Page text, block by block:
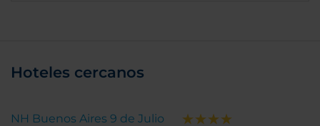
Hoteles cercanos
NH Buenos Aires 9 de Julio